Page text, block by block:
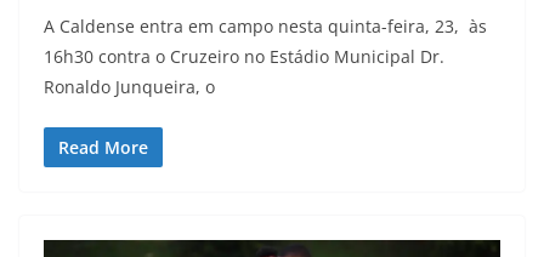
A Caldense entra em campo nesta quinta-feira, 23, às
16h30 contra o Cruzeiro no Estádio Municipal Dr.
Ronaldo Junqueira, o
Read More